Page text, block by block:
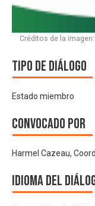
Tipo de diálogo
Estado miembro
Convocado por
Harmel Cazeau,
Idioma del
Créditos de la